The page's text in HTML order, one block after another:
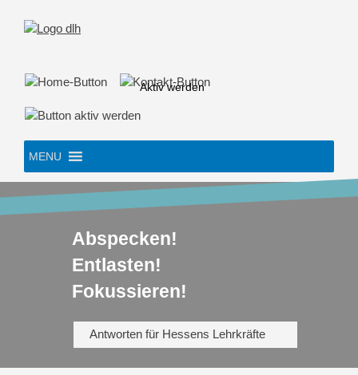
Aktiv werden
MENU
Abspecken!
Entlasten!
Fokussieren!
Antworten für Hessens Lehrkräfte